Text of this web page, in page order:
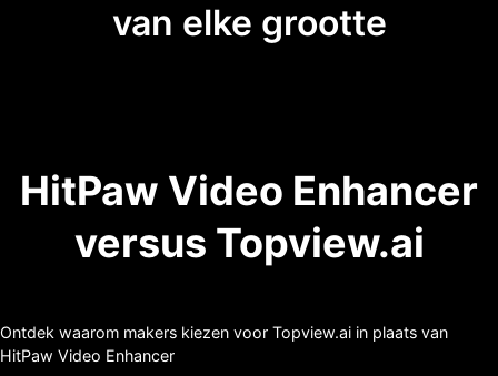
van elke grootte
HitPaw Video Enhancer
versus Topview.ai
Ontdek waarom makers kiezen voor Topview.ai in plaats van
HitPaw Video Enhancer